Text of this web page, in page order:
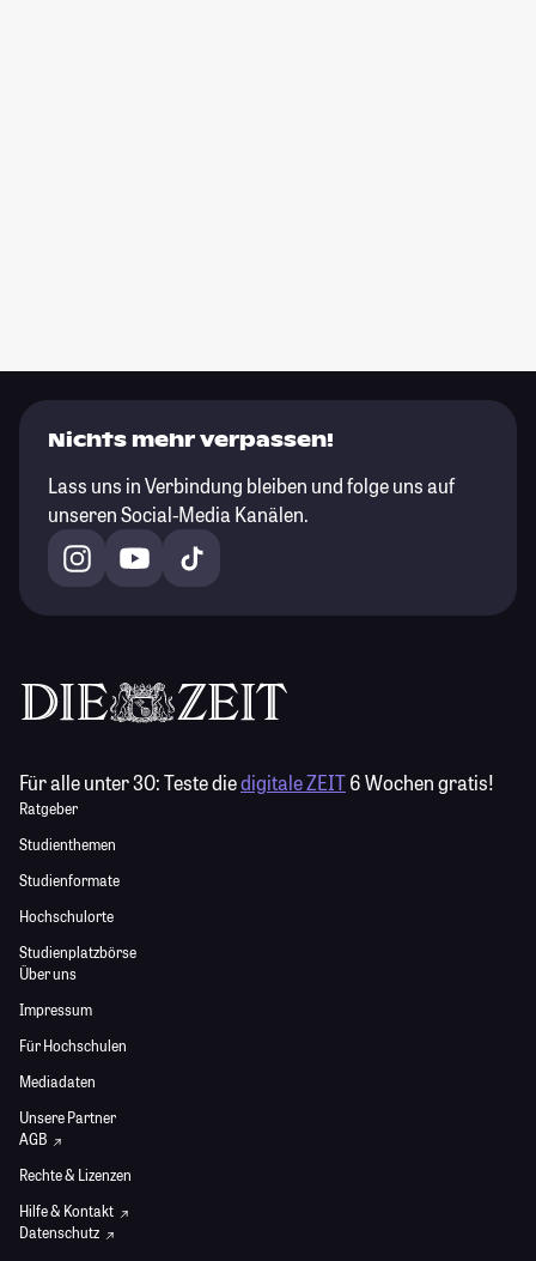
Nichts mehr verpassen!
Lass uns in Verbindung bleiben und folge uns auf
unseren Social-Media Kanälen.
Für alle unter 30:Teste diedigitale ZEIT6 Wochen gratis!
Ratgeber
Studienthemen
Studienformate
Hochschulorte
Studienplatzbörse
Über uns
Impressum
Für Hochschulen
Mediadaten
Unsere Partner
AGB
Rechte & Lizenzen
Hilfe & Kontakt
Datenschutz